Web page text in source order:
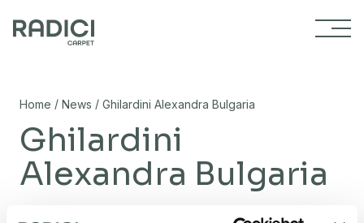
Home / News / Ghilardini Alexandra Bulgaria
Ghilardini
Alexandra Bulgaria